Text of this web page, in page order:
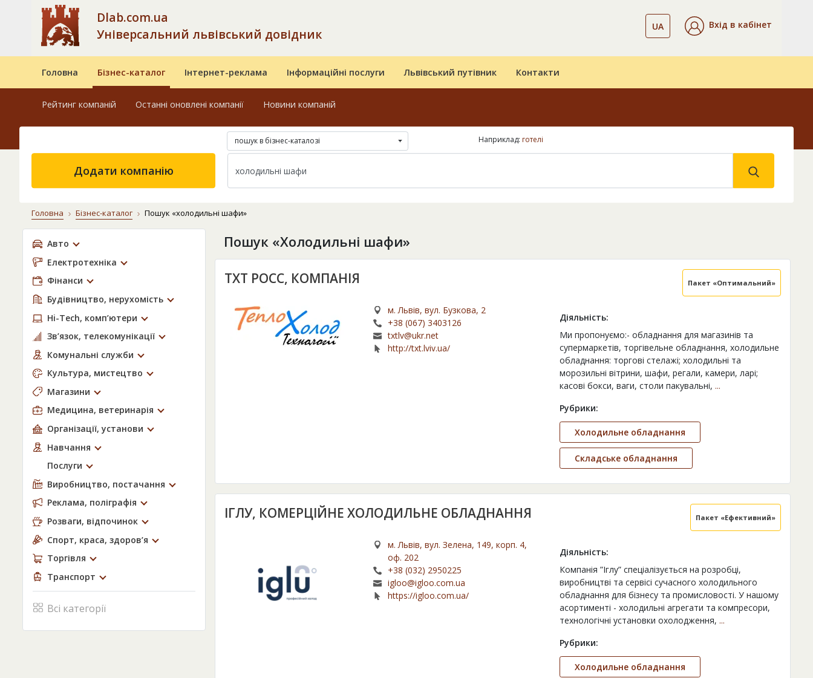
Dlab.com.ua
Універсальний львівський довідник
UA Вхід в кабінет
Головна Бізнес-каталог Інтернет-реклама Інформаційні послуги Львівський путівник Контакти
Рейтинг компаній Останні оновлені компанії Новини компаній
пошук в бізнес-каталозі Наприклад: готелі
Додати компанію
Головна Бізнес-каталог Пошук «холодильні шафи»
Авто
Електротехніка
Фінанси
Будівництво, нерухомість
Hi-Tech, комп’ютери
Зв’язок, телекомунікації
Комунальні служби
Культура, мистецтво
Магазини
Медицина, ветеринарія
Організації, установи
Навчання
Послуги
Виробництво, постачання
Реклама, поліграфія
Розваги, відпочинок
Спорт, краса, здоров’я
Торгівля
Транспорт
Всі категорії
Пошук «Холодильні шафи»
ТХТ РОСС, КОМПАНІЯ Пакет «Оптимальний»
м. Львів, вул. Бузкова, 2
+38 (067) 3403126
txtlv@ukr.net
http://txt.lviv.ua/
Діяльність:
Ми пропонуємо:- обладнання для магазинів та
супермаркетів, торгівельне обладнання, холодильне
обладнання: торгові стелажі; холодильні та
морозильні вітрини, шафи, регали, камери, ларі;
касові бокси, ваги, столи пакувальні, ...
Рубрики:
Холодильне обладнання
Складське обладнання
ІГЛУ, КОМЕРЦІЙНЕ ХОЛОДИЛЬНЕ ОБЛАДНАННЯ Пакет «Ефективний»
м. Львів, вул. Зелена, 149, корп. 4,
оф. 202
+38 (032) 2950225
igloo@igloo.com.ua
https://igloo.com.ua/
Діяльність:
Компанія ”Іглу” спеціалізується на розробці,
виробництві та сервісі сучасного холодильного
обладнання для бізнесу та промисловості. У нашому
асортименті - холодильні агрегати та компресори,
технологічні установки охолодження, ...
Рубрики:
Холодильне обладнання